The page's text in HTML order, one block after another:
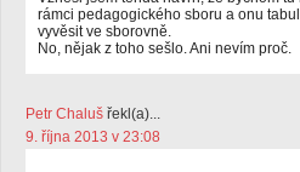
rámci pedagogického sboru a onu
vyvěsit ve sborovně.
No, nějak z toho sešlo. Ani nevím proč.
Petr Chaluš řekl(a)...
9. října 2013 v 23:08